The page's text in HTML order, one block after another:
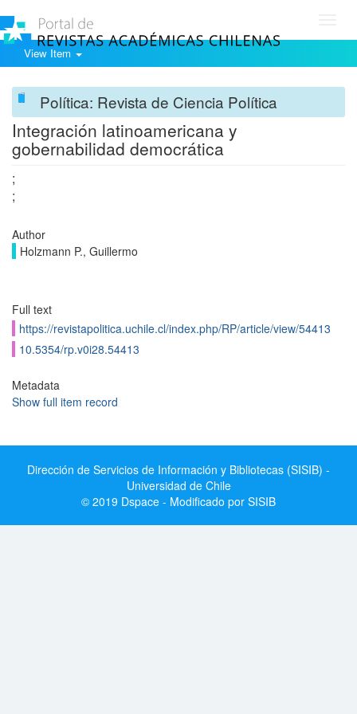
View Item
Política: Revista de Ciencia Política
Integración latinoamericana y
gobernabilidad democrática
;
;
Author
Holzmann P., Guillermo
Full text
https://revistapolitica.uchile.cl/index.php/RP/article/view/54413
10.5354/rp.v0i28.54413
Metadata
Show full item record
Dirección de Servicios de Información y Bibliotecas (SISIB) -
Universidad de Chile
© 2019 Dspace - Modificado por SISIB